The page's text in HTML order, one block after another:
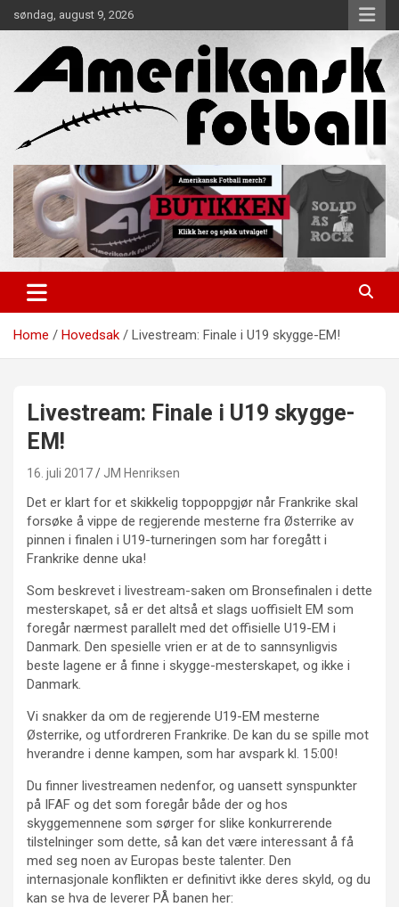
to
søndag, august 9, 2026
Amerikansk Fotball
Home Hovedsak Livestream: Finale i U19 skygge-EM!
Livestream: Finale i U19 skygge-
EM!
16. juli 2017 JM Henriksen
Det er klart for et skikkelig toppoppgjør når Frankrike skal
forsøke å vippe de regjerende mesterne fra Østerrike av
pinnen i finalen i U19-turneringen som har foregått i
Frankrike denne uka!
Som beskrevet i livestream-saken om Bronsefinalen i dette
mesterskapet, så er det altså et slags uoffisielt EM som
foregår nærmest parallelt med det offisielle U19-EM i
Danmark. Den spesielle vrien er at de to sannsynligvis
beste lagene er å finne i skygge-mesterskapet, og ikke i
Danmark.
Vi snakker da om de regjerende U19-EM mesterne
Østerrike, og utfordreren Frankrike. De kan du se spille mot
hverandre i denne kampen, som har avspark kl. 15:00!
Du finner livestreamen nedenfor, og uansett synspunkter
på IFAF og det som foregår både der og hos
skyggemennene som sørger for slike konkurrerende
tilstelninger som dette, så kan det være interessant å få
med seg noen av Europas beste talenter. Den
internasjonale konflikten er definitivt ikke deres skyld, og du
kan se hva de leverer PÅ banen her: